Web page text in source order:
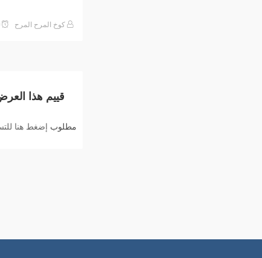
كوخ المرح المرح
قييم هذا
مطلوب إضغط هنا